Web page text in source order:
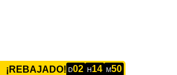
¡REBAJADO! D02 H 14 M50